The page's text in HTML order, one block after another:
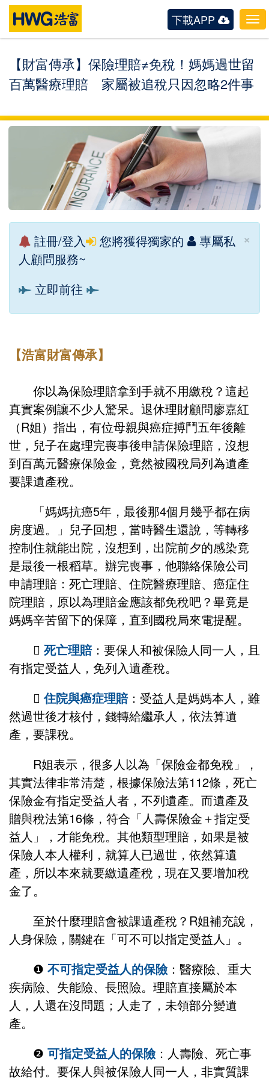
下載APP
【財富傳承】保險理賠≠免稅！媽媽過世留
百萬醫療理賠 家屬被追稅只因忽略2件事
×
註冊/登入 您將獲得獨家的
專屬私
人顧問服務~
立即前往
【浩富財富傳承】
你以為保險理賠拿到手就不用繳稅？這起
真實案例讓不少人驚呆。退休理財顧問廖嘉紅
（R姐）指出，有位母親與癌症搏鬥五年後離
世，兒子在處理完喪事後申請保險理賠，沒想
到百萬元醫療保險金，竟然被國稅局列為遺產
要課遺產稅。
「媽媽抗癌5年，最後那4個月幾乎都在病
房度過。」兒子回想，當時醫生還說，等轉移
控制住就能出院，沒想到，出院前夕的感染竟
是最後一根稻草。辦完喪事，他聯絡保險公司
申請理賠：死亡理賠、住院醫療理賠、癌症住
院理賠，原以為理賠金應該都免稅吧？畢竟是
媽媽辛苦留下的保障，直到國稅局來電提醒。
 死亡理賠：要保人和被保險人同一人，且
有指定受益人，免列入遺產稅。
住院與癌症理賠：受益人是媽媽本人，雖
然過世後才核付，錢轉給繼承人，依法算遺
產，要課稅。
R姐表示，很多人以為「保險金都免稅」，
其實法律非常清楚，根據保險法第112條，死亡
保險金有指定受益人者，不列遺產。而遺產及
贈與稅法第16條，符合「人壽保險金＋指定受
益人」，才能免稅。其他類型理賠，如果是被
保險人本人權利，就算人已過世，依然算遺
產，所以本來就要繳遺產稅，現在又要增加稅
金了。
至於什麼理賠會被課遺產稅？R姐補充說，
人身保險，關鍵在「可不可以指定受益人」。
❶ 不可指定受益人的保險：醫療險、重大
疾病險、失能險、長照險。理賠直接屬於本
人，人還在沒問題；人走了，未領部分變遺
產。
❷ 可指定受益人的保險：人壽險、死亡事
故給付。要保人與被保險人同一人，非實質課